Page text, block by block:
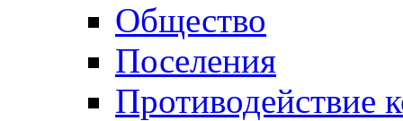
Общество
Поселения
Противодействие